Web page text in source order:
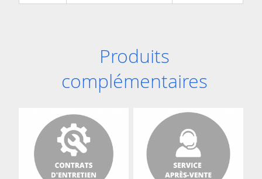
Produits
complémentaires